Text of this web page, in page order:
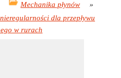
Mechanika płynów
»
dla przepływu
w rurach